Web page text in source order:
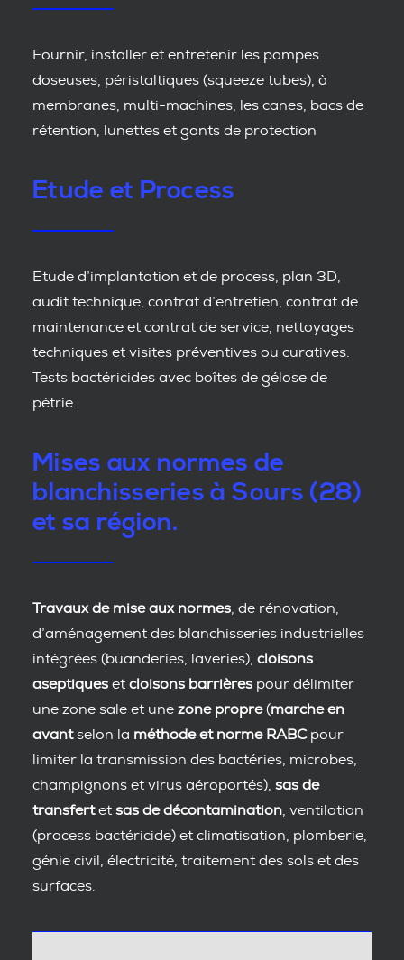
Fournir, installer et entretenir les pompes
doseuses, péristaltiques (squeeze tubes), à
membranes, multi-machines, les canes, bacs de
rétention, lunettes et gants de protection
Etude et Process
Etude d’implantation et de process, plan 3D,
audit technique, contrat d’entretien, contrat de
maintenance et contrat de service, nettoyages
techniques et visites préventives ou curatives.
Tests bactéricides avec boîtes de gélose de
pétrie.
Mises aux normes de
blanchisseries à Sours (28)
et sa région.
Travaux de mise aux normes , de rénovation,
d’aménagement des blanchisseries industrielles
intégrées (buanderies, laveries), cloisons
aseptiques et cloisons barrières pour délimiter
une zone sale et une zone propre(marche en
avantselon la méthode et norme RABCpour
limiter la transmission des bactéries, microbes,
champignons et virus aéroportés), sas de
transfertet sas de décontamination , ventilation
(process bactéricide) et climatisation, plomberie,
génie civil, électricité, traitement des sols et des
surfaces.